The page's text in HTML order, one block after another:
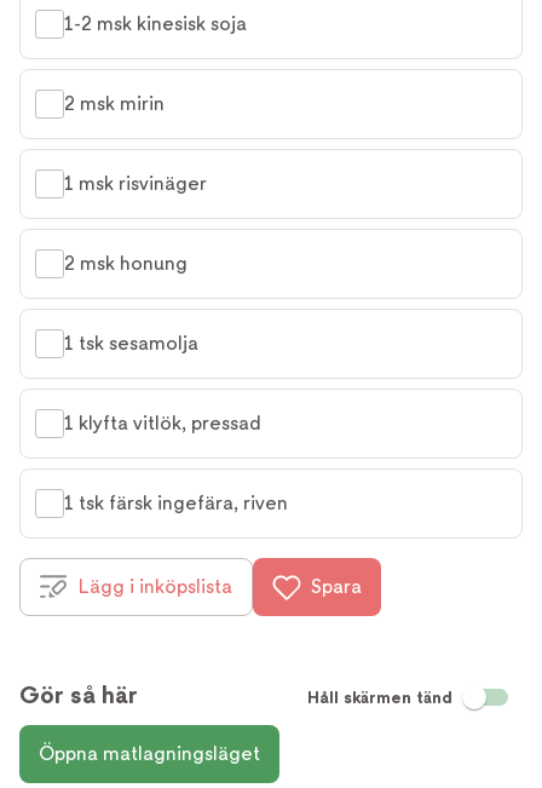
1-2 msk kinesisk soja
2 msk mirin
1 msk risvinäger
2 msk honung
1 tsk sesamolja
1 klyfta vitlök, pressad
1 tsk färsk ingefära, riven
Lägg i inköpslista Spara
Gör så här Håll skärmen tänd
Öppna matlagningsläget